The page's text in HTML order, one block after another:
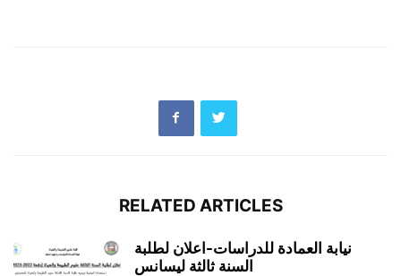
RELATED ARTICLES
نيابة العمادة للدراسات-اعلان لطلبة
السنة ثالثة ليسانس